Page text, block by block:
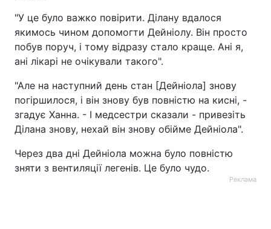
"У це було важко повірити. Ділану вдалося
якимось чином допомогти Дейніолу. Він просто
побув поруч, і тому відразу стало краще. Ані я,
ані лікарі не очікували такого".
"Але на наступний день стан [Дейніола] знову
погіршилося, і він знову був повністю на кисні, -
згадує Ханна. - І медсестри сказали - привезіть
Ділана знову, нехай він знову обійме Дейніола".
Через два дні Дейніола можна було повністю
зняти з вентиляції легенів. Це було чудо.
Реклама